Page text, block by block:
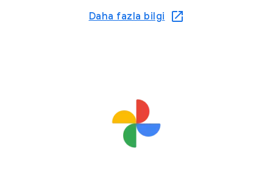
Daha fazla bilgi